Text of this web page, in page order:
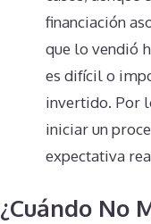
financiación
que lo vendió
es difícil o
invertido. Por
iniciar un
expectativa
¿Cuándo No